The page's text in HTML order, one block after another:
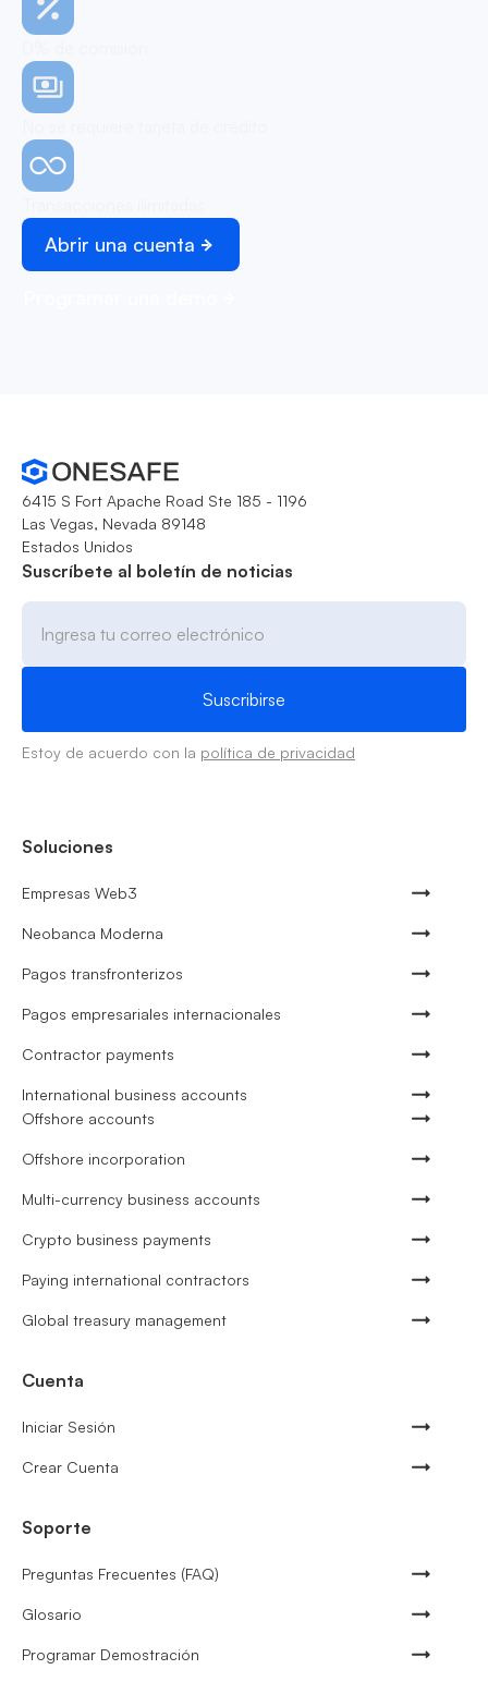
Abrir una cuenta
6415 S Fort Apache Road Ste 185 - 1196
Las Vegas, Nevada 89148
Estados Unidos
Suscríbete al boletín de noticias
Estoy de acuerdo con la política de privacidad
Soluciones
Empresas Web3
Neobanca Moderna
Pagos transfronterizos
Pagos empresariales internacionales
Contractor payments
International business accounts
Offshore accounts
Offshore incorporation
Multi-currency business accounts
Crypto business payments
Paying international contractors
Global treasury management
Cuenta
Iniciar Sesión
Crear Cuenta
Soporte
Preguntas Frecuentes (FAQ)
Glosario
Programar Demostración